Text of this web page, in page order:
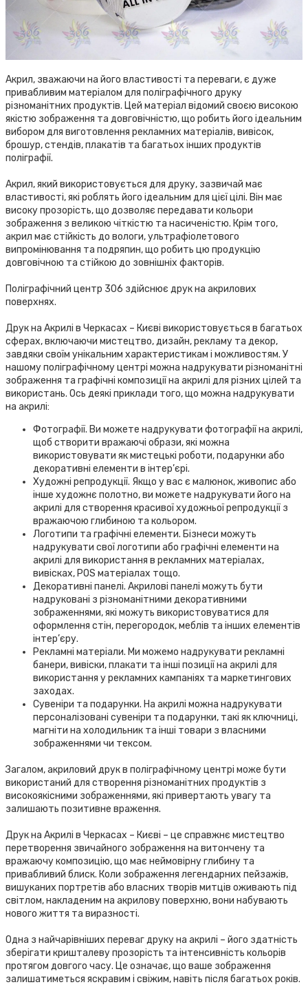
Акрил, зважаючи на його властивості та переваги, є дуже
привабливим матеріалом для поліграфічного друку
різноманітних продуктів. Цей матеріал відомий своєю високою
якістю зображення та довговічністю, що робить його ідеальним
вибором для виготовлення рекламних матеріалів, вивісок,
брошур, стендів, плакатів та багатьох інших продуктів
поліграфії.
Акрил, який використовується для друку, зазвичай має
властивості, які роблять його ідеальним для цієї цілі. Він має
високу прозорість, що дозволяє передавати кольори
зображення з великою чіткістю та насиченістю. Крім того,
акрил має стійкість до вологи, ультрафіолетового
випромінювання та подряпин, що робить цю продукцію
довговічною та стійкою до зовнішніх факторів.
Поліграфічний центр 306 здійснює друк на акрилових
поверхнях.
Друк на Акрилі в Черкасах – Києві використовується в багатьох
сферах, включаючи мистецтво, дизайн, рекламу та декор,
завдяки своїм унікальним характеристикам і можливостям. У
нашому поліграфічному центрі можна надрукувати різноманітні
зображення та графічні композиції на акрилі для різних цілей та
використань. Ось деякі приклади того, що можна надрукувати
на акрилі:
Фотографії. Ви можете надрукувати фотографії на акрилі,
щоб створити вражаючі образи, які можна
використовувати як мистецькі роботи, подарунки або
декоративні елементи в інтер’єрі.
Художні репродукції. Якщо у вас є малюнок, живопис або
інше художнє полотно, ви можете надрукувати його на
акрилі для створення красивої художньої репродукції з
вражаючою глибиною та кольором.
Логотипи та графічні елементи. Бізнеси можуть
надрукувати свої логотипи або графічні елементи на
акрилі для використання в рекламних матеріалах,
вивісках, POS матеріалах тощо.
Декоративні панелі. Акрилові панелі можуть бути
надруковані з різноманітними декоративними
зображеннями, які можуть використовуватися для
оформлення стін, перегородок, меблів та інших елементів
інтер’єру.
Рекламні матеріали. Ми можемо надрукувати рекламні
банери, вивіски, плакати та інші позиції на акрилі для
використання у рекламних кампаніях та маркетингових
заходах.
Сувеніри та подарунки. На акрилі можна надрукувати
персоналізовані сувеніри та подарунки, такі як ключниці,
магніти на холодильник та інші товари з власними
зображеннями чи тексом.
Загалом, акриловий друк в поліграфічному центрі може бути
використаний для створення різноманітних продуктів з
високоякісними зображеннями, які привертають увагу та
залишають позитивне враження.
Друк на Акрилі в Черкасах – Києві – це справжнє мистецтво
перетворення звичайного зображення на витончену та
вражаючу композицію, що має неймовірну глибину та
привабливий блиск. Коли зображення легендарних пейзажів,
вишуканих портретів або власних творів митців оживають під
світлом, накладеним на акрилову поверхню, вони набувають
нового життя та виразності.
Одна з найчарівніших переваг друку на акрилі – його здатність
зберігати кришталеву прозорість та інтенсивність кольорів
протягом довгого часу. Це означає, що ваше зображення
залишатиметься яскравим і свіжим, навіть після багатьох років.